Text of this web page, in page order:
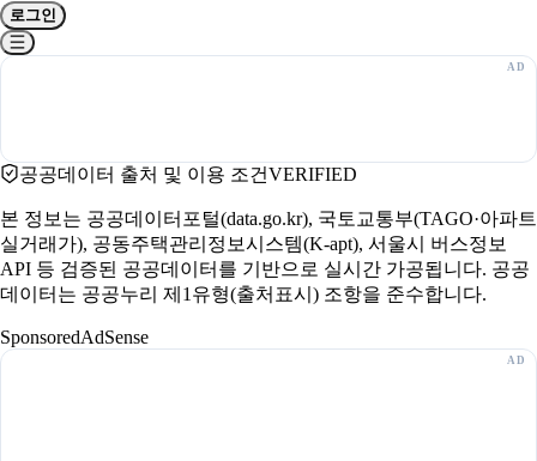
로그인
공공데이터 출처 및 이용 조건VERIFIED
본 정보는 공공데이터포털(data.go.kr), 국토교통부(TAGO·아파트
실거래가), 공동주택관리정보시스템(K-apt), 서울시 버스정보
API 등 검증된 공공데이터를 기반으로 실시간 가공됩니다. 공공
데이터는 공공누리 제1유형(출처표시) 조항을 준수합니다.
SponsoredAdSense